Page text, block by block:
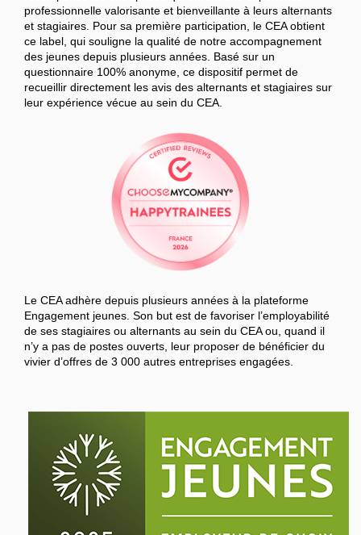
professionnelle valorisante et bienveillante à leurs alternants
et stagiaires. Pour sa première participation, le CEA obtient
ce label, qui souligne la qualité de notre accompagnement
des jeunes depuis plusieurs années. Basé sur un
questionnaire 100% anonyme, ce dispositif permet de
recueillir directement les avis des alternants et stagiaires sur
leur expérience vécue au sein du CEA.
Le CEA adhère depuis plusieurs années à la plateforme
Engagement jeunes. Son but est de favoriser l’employabilité
de ses stagiaires ou alternants au sein du CEA ou, quand il
n’y a pas de postes ouverts, leur proposer de bénéficier du
vivier d’offres de 3 000 autres entreprises engagées.